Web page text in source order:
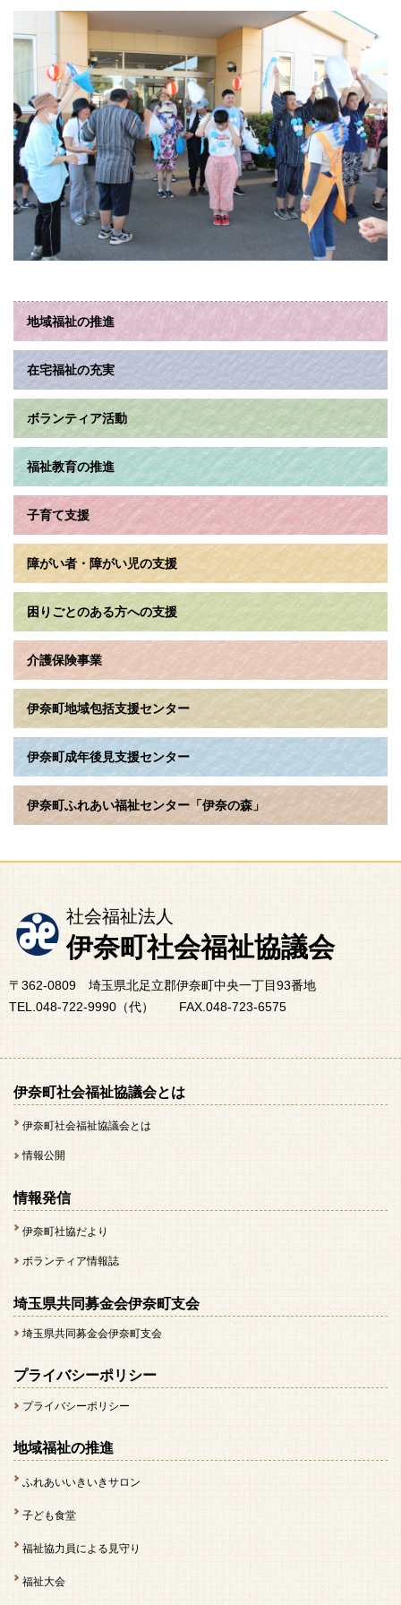
地域福祉の推進
在宅福祉の充実
ボランティア活動
福祉教育の推進
子育て支援
障がい者・障がい児の支援
困りごとのある方への支援
介護保険事業
伊奈町地域包括支援センター
伊奈町成年後見支援センター
伊奈町ふれあい福祉センター「伊奈の森」
社会福祉法人
伊奈町社会福祉協議会
〒362-0809 埼玉県北足立郡伊奈町中央一丁目93番地
TEL.048-722-9990（代） FAX.048-723-6575
伊奈町社会福祉協議会とは
伊奈町社会福祉協議会とは
情報公開
情報発信
伊奈町社協だより
ボランティア情報誌
埼玉県共同募金会伊奈町支会
埼玉県共同募金会伊奈町支会
プライバシーポリシー
プライバシーポリシー
地域福祉の推進
ふれあいいきいきサロン
子ども食堂
福祉協力員による見守り
福祉大会